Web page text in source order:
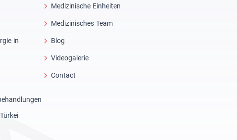
in
Medizinische Einheiten
Medizinisches Team
Blog
Videogalerie
Contact